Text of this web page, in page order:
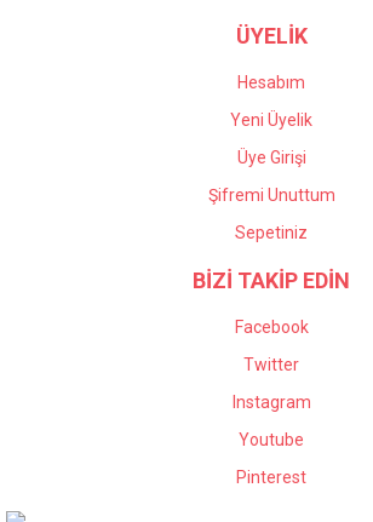
ÜYELİK
Hesabım
Yeni Üyelik
Üye Girişi
Şifremi Unuttum
Sepetiniz
BİZİ TAKİP EDİN
Facebook
Twitter
Instagram
Youtube
Pinterest